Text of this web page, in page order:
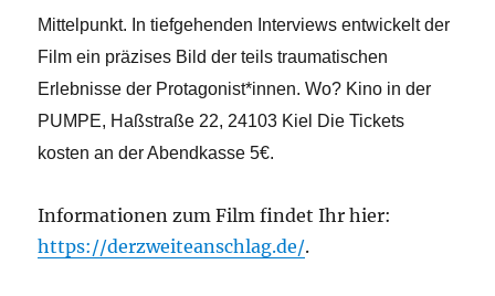
Mittelpunkt. In tiefgehenden Interviews entwickelt der
Film ein präzises Bild der teils traumatischen
Erlebnisse der Protagonist*innen. Wo? Kino in der
PUMPE, Haßstraße 22, 24103 Kiel Die Tickets
kosten an der Abendkasse 5€.
Informationen zum Film findet Ihr hier:
https://derzweiteanschlag.de/.